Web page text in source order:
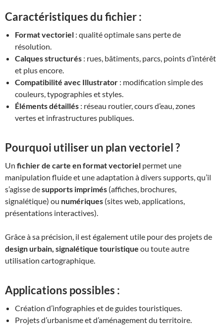
Caractéristiques du fichier :
Format vectoriel : qualité optimale sans perte de
résolution.
Calques structurés : rues, bâtiments, parcs, points d’intérêt
et plus encore.
Compatibilité avec Illustrator : modification simple des
couleurs, typographies et styles.
Éléments détaillés : réseau routier, cours d’eau, zones
vertes et infrastructures publiques.
Pourquoi utiliser un plan vectoriel ?
Un fichier de carte en format vectoriel permet une
manipulation fluide et une adaptation à divers supports, qu’il
s’agisse desupports imprimés (affiches, brochures,
signalétique) ou numériques (sites web, applications,
présentations interactives).
Grâce à sa précision, il est également utile pour des projets de
design urbain, signalétique touristique ou toute autre
utilisation cartographique.
Applications possibles :
Création d’infographies et de guides touristiques.
Projets d’urbanisme et d’aménagement du territoire.